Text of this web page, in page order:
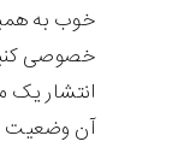
خوب به
خصوصی
انتشار یک
آن وضعیت